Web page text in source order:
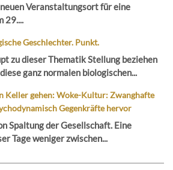
Veranstaltungsort für eine
29....
Geschlechter. Punkt.
zu dieser Thematik Stellung beziehen
ganz normalen biologischen...
Keller gehen: Woke-Kultur: Zwanghafte
Gegenkräfte hervor
Spaltung der Gesellschaft. Eine
Tage weniger zwischen...